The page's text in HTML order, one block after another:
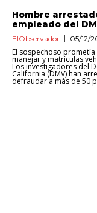
Hombre
empleado del
ElObservador 05/12/
El sospechoso
manejar y matrículas
Los investigadores del
California (DMV) han
defraudar a más de 50